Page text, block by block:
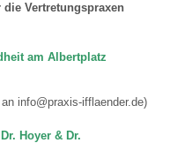
Vertretungspraxen
am Albertplatz
info@praxis-ifflaender.de)
Hoyer & Dr.